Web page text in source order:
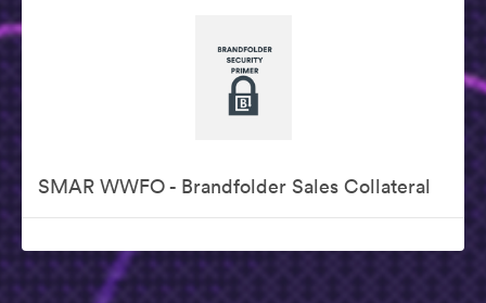
SMAR WWFO - Brandfolder Sales Collateral